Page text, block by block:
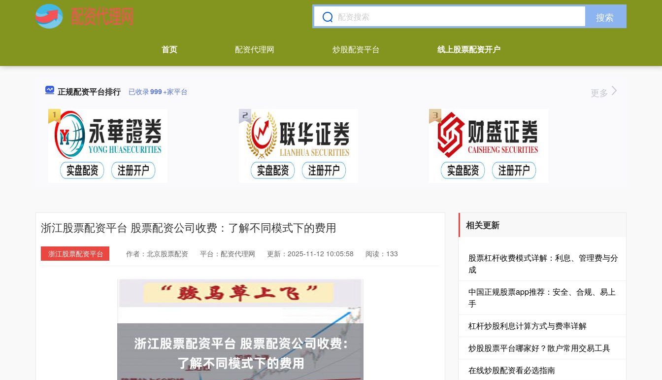
搜索
首页 配资代理网 炒股配资平台 线上股票配资开户
正规配资平台排行 已收录999+家平台 更多
浙江股票配资平台 股票配资公司收费：了解不同模式下的费用
浙江股票配资平台 作者：北京股票配资 平台：配资代理网 更新：2025-11-12 10:05:58 阅读：133
相关更新
股票杠杆收费模式详解：利息、管理费与分
成
中国正规股票app推荐：安全、合规、易上
手
杠杆炒股利息计算方式与费率详解
炒股股票平台哪家好？散户常用交易工具
在线炒股配资看必选指南